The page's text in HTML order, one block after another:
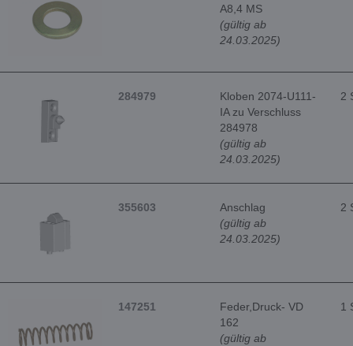
A8,4 MS
(gültig ab
24.03.2025)
284979
Kloben 2074-U111-
IA zu Verschluss
284978
(gültig ab
24.03.2025)
2
355603
Anschlag
(gültig ab
24.03.2025)
2
147251
Feder,Druck- VD
162
(gültig ab
1